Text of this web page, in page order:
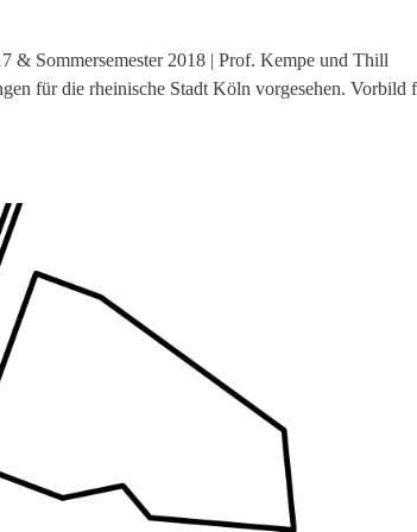
& Sommersemester 2018 | Prof. Kempe und Thill
für die rheinische Stadt Köln vorgesehen. Vorbild